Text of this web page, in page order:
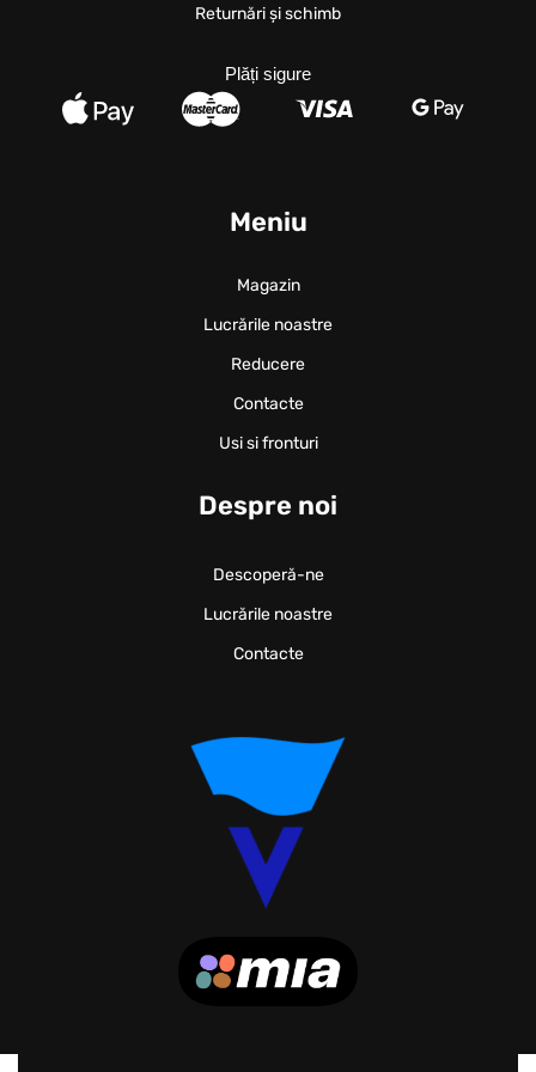
Meniu
Magazin
Lucrările noastre
Reducere
Contacte
Usi si fronturi
Despre noi
Descoperă-ne
Lucrările noastre
Contacte
Returnări și schimb
Plăți sigure